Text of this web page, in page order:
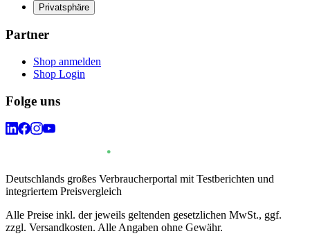
Privatsphäre
Partner
Shop anmelden
Shop Login
Folge uns
Deutschlands großes Verbraucherportal mit Testberichten und
integriertem Preisvergleich
Alle Preise inkl. der jeweils geltenden gesetzlichen MwSt., ggf.
zzgl. Versandkosten. Alle Angaben ohne Gewähr.